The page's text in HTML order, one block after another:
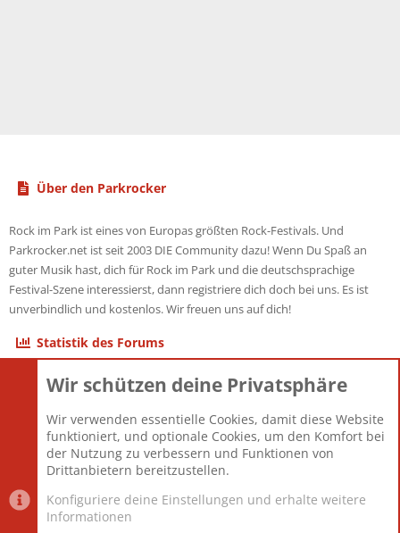
Über den Parkrocker
Rock im Park ist eines von Europas größten Rock-Festivals. Und
Parkrocker.net ist seit 2003 DIE Community dazu! Wenn Du Spaß an
guter Musik hast, dich für Rock im Park und die deutschsprachige
Festival-Szene interessierst, dann registriere dich doch bei uns. Es ist
unverbindlich und kostenlos. Wir freuen uns auf dich!
Statistik des Forums
Themen
Mitglieder
12.427
Neuestes Mitglied
Berlin
Wir schützen deine Privatsphäre
Wir verwenden essentielle Cookies, damit diese Website
funktioniert, und optionale Cookies, um den Komfort bei
der Nutzung zu verbessern und Funktionen von
Drittanbietern bereitzustellen.
Konfiguriere deine Einstellungen und erhalte weitere
Informationen